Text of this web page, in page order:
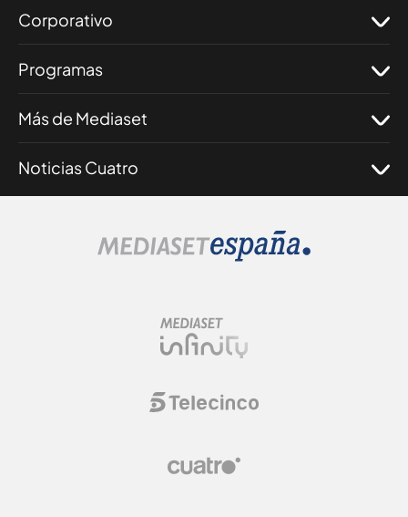
Corporativo
Programas
Más de Mediaset
Noticias Cuatro